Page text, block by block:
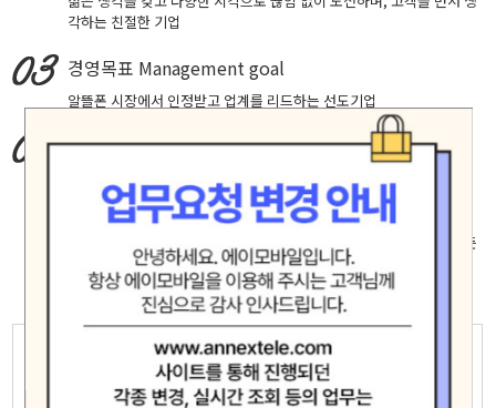
각하는 친절한 기업
경영목표 Management goal
알뜰폰 시장에서 인정받고 업계를 리드하는 선도기업
핵심가치Core Values
창의적 도전, 실패에 안주하지 않고 성공을 확신하는 자세로 최고에 도
전합니다.
고객중심, 고객의 입장에서 생각하고 배려하며 진심으로 소통합니다.
책임과 헌신, 신뢰 존중 배려가 깃든 마음으로 직원 제휴사 고객등 모든
인연을 소중히 여기며 공정하고 바르게 행동합니다.
모험(Adventure)
우리는 자유롭고 창의적인 상상력으로
새로운 가치창조에 끊임없이 도전하고모험